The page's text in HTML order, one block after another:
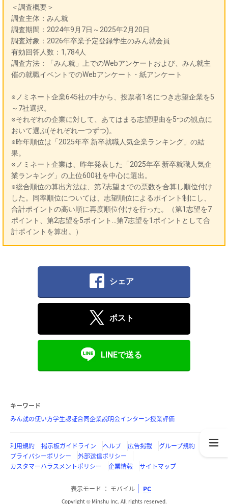
＜調査概要＞
調査主体：みん就
調査期間：2024年9月7日～2025年2月20日
調査対象：2026年卒業予定登録学生のみん就会員
有効回答人数：1,784人
調査方法：「みん就」上でのWebアンケートおよび、みん就主
催の就職イベントでのWebアンケート・紙アンケート
※ノミネート企業645社の中から、投票者1名につき志望企業を5
～7社選択。
※それぞれの企業に対して、あてはまる志望理由を5つの観点に
おいて選ぶ(それぞれ一つずつ)。
※昨年順位は「2025年卒 新卒就職人気企業ランキング」の結
果。
※ノミネート企業は、昨年発表した「2025年卒 新卒就職人気企
業ランキング」の上位600社を中心に選出。
※総合順位の算出方法は、第7志望までの票数を合算し順位付け
した。同率順位については、志望順位によるポイント制にし、
合計ポイントの高い順に再度順位付けを行った。（第1志望を7
ポイント、第2志望を5ポイント…第7志望を1ポイントとして合
計ポイントを算出。）
シェア
ポスト
LINEで送る
キーワード
みん就の使い方学生認証合同企業説明会インターン授業評価
利用規約 掲示板ガイドライン ヘルプ 広告掲載
グループ規約
プライバシーポリシー
外部送信ポリシー
カスタマーハラスメントポリシー
企業情報 サイトマップ
表示モード モバイル PC
Copyright © Minshu Inc. All rights reserved.